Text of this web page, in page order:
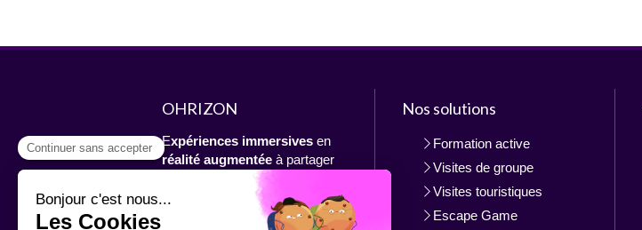
OHRIZON
Expériences immersives en
réalité augmentée à partager
formation
urbanisme,
industrie
Nos solutions
Formation active
Visites de groupe
Visites touristiques
Escape Game